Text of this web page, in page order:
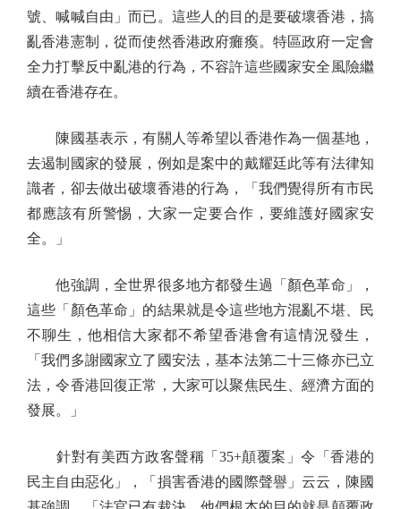
號、喊喊自由」而已。這些人的目的是要破壞香港，搞
亂香港憲制，從而使然香港政府癱瘓。特區政府一定會
全力打擊反中亂港的行為，不容許這些國家安全風險繼
續在香港存在。
陳國基表示，有關人等希望以香港作為一個基地，
去遏制國家的發展，例如是案中的戴耀廷此等有法律知
識者，卻去做出破壞香港的行為，「我們覺得所有市民
都應該有所警惕，大家一定要合作，要維護好國家安
全。」
他強調，全世界很多地方都發生過「顏色革命」，
這些「顏色革命」的結果就是令這些地方混亂不堪、民
不聊生，他相信大家都不希望香港會有這情況發生，
「我們多謝國家立了國安法，基本法第二十三條亦已立
法，令香港回復正常，大家可以聚焦民生、經濟方面的
發展。」
針對有美西方政客聲稱「35+顛覆案」令「香港的
民主自由惡化」，「損害香港的國際聲譽」云云，陳國